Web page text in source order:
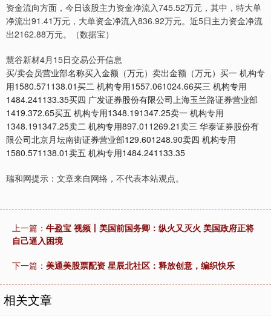
资金流向方面，今日该股主力资金净流入745.52万元，其中，特大单
净流出91.41万元，大单资金净流入836.92万元。近5日主力资金净流
出2162.88万元。（数据宝）
慧谷新材4月15日交易公开信息
买/卖会员营业部名称买入金额（万元）卖出金额（万元）买一 机构专
用1580.571138.01买二 机构专用1557.061024.66买三 机构专用
1484.241133.35买四 广发证券股份有限公司上海玉兰路证券营业部
1419.372.65买五 机构专用1348.191347.25卖一 机构专用
1348.191347.25卖二 机构专用897.011269.21卖三 华泰证券股份有
限公司北京月坛南街证券营业部129.601248.90卖四 机构专用
1580.571138.01卖五 机构专用1484.241133.35
瑞和网提示：文章来自网络，不代表本站观点。
上一篇： 牛盈宝 视频丨美国前国务卿：纵火又灭火 美国政府正将
自己逼入困境
下一篇： 美通美股票配资 星辰北社区：释放创意，编织快乐
相关文章